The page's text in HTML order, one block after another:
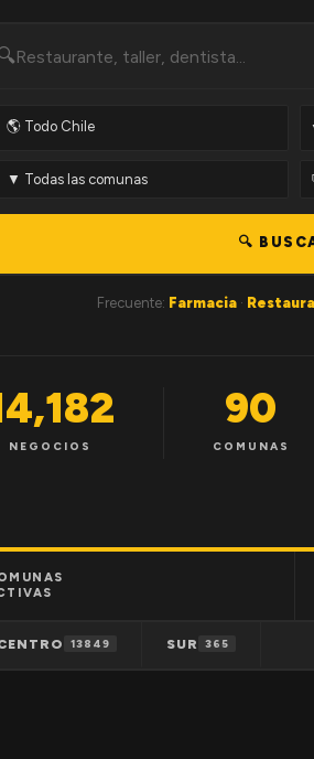
🔍
Frecuente: Farmacia ·
NEGOCIOS
90
COMUNAS
13849 SUR 365